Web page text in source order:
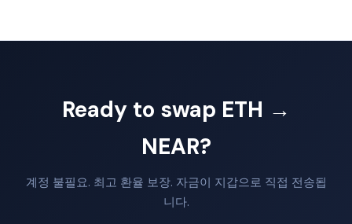
Ready to swap ETH →
NEAR?
계정 불필요. 최고 환율 보장. 자금이 지갑으로 직접 전송됩
니다.